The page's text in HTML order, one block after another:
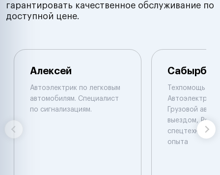
гарантировать качественное обслуживание по
доступной цене.
Алексей
Автоэлектрик по легковым
автомобилям. Специалист
по сигнализациям.
Сабырбек
Техпомощь на
Автоэлектрик
Грузовой
выездом,
спецтехники
опыта